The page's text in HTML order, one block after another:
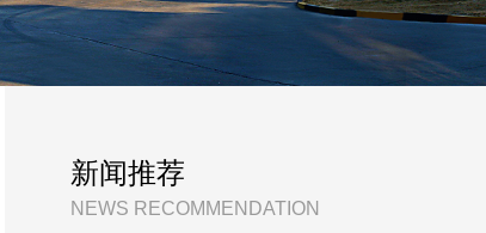
新闻推荐
NEWS RECOMMENDATION